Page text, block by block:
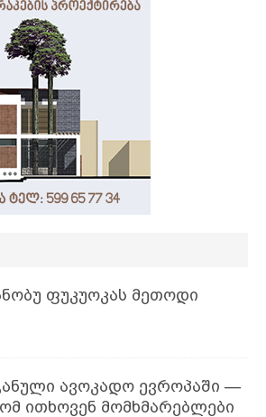
ფუკუოკას მეთოდი
ავოკადო ევროპაში —
ითხოვენ მომხმარებლები